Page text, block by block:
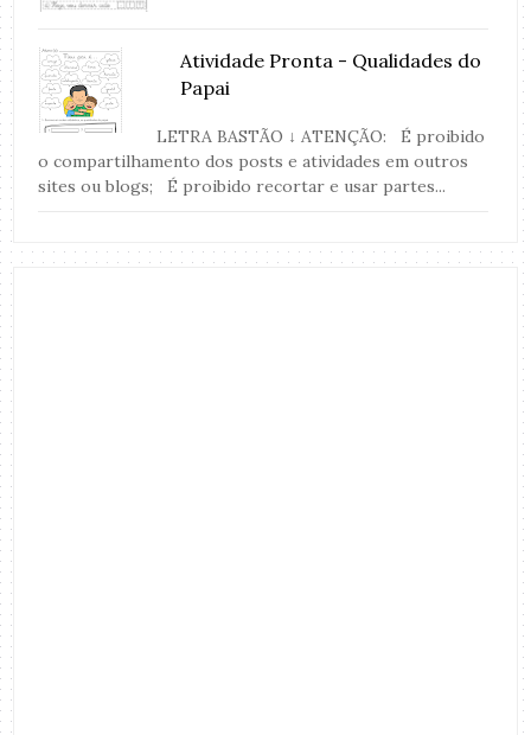
Atividade Pronta - Qualidades do
Papai
LETRA BASTÃO ↓ ATENÇÃO: É proibido
o compartilhamento dos posts e atividades em outros
sites ou blogs; É proibido recortar e usar partes...